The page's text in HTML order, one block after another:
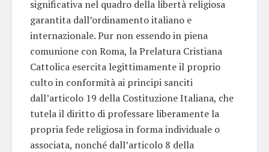
significativa nel quadro della libertà religiosa
garantita dall’ordinamento italiano e
internazionale. Pur non essendo in piena
comunione con Roma, la Prelatura Cristiana
Cattolica esercita legittimamente il proprio
culto in conformità ai principi sanciti
dall’articolo 19 della Costituzione Italiana, che
tutela il diritto di professare liberamente la
propria fede religiosa in forma individuale o
associata, nonché dall’articolo 8 della